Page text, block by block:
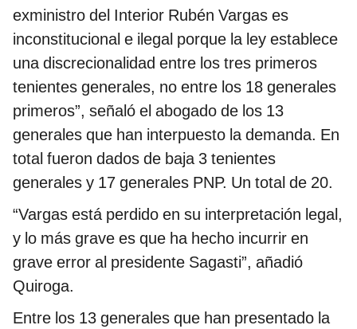
exministro del Interior Rubén Vargas es
inconstitucional e ilegal porque la ley establece
una discrecionalidad entre los tres primeros
tenientes generales, no entre los 18 generales
primeros”, señaló el abogado de los 13
generales que han interpuesto la demanda. En
total fueron dados de baja 3 tenientes
generales y 17 generales PNP. Un total de 20.
“Vargas está perdido en su interpretación legal,
y lo más grave es que ha hecho incurrir en
grave error al presidente Sagasti”, añadió
Quiroga.
Entre los 13 generales que han presentado la